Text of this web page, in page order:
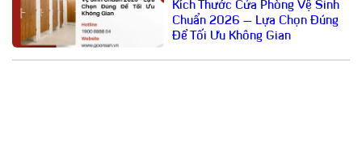
Kích Thước Cửa Phòng Vệ Sinh
Chuẩn 2026 – Lựa Chọn Đúng
Để Tối Ưu Không Gian